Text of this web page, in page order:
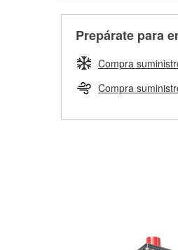
Prepárate para
Compra
Compra